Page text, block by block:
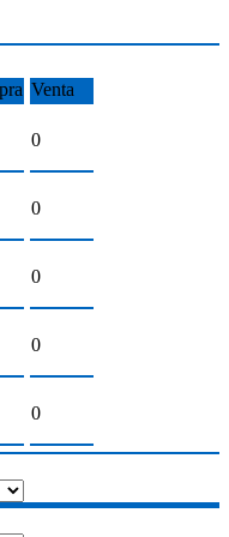
Venta
0
0
0
0
0